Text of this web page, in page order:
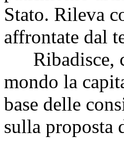
Stato. Rileva
affrontate dal
Ribadisce,
mondo la
base delle
sulla proposta